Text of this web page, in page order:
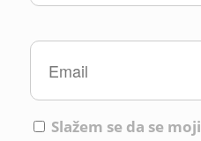
Slažem se da se